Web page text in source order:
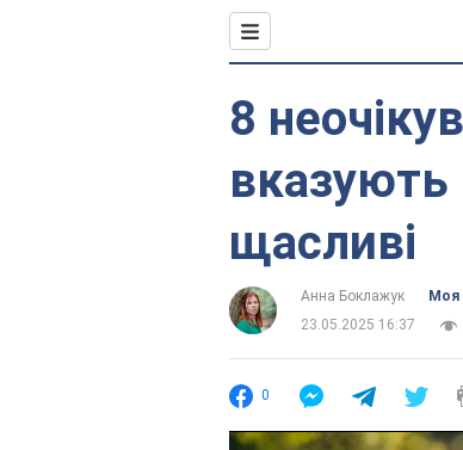
8
вказують
щасливі
Анна Боклажук
Моя
23.05.2025 16:37
0